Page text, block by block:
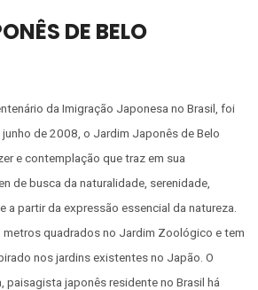
DE BELO
da Imigração Japonesa no Brasil, foi
de 2008, o Jardim Japonês de Belo
e contemplação que traz em sua
de busca da naturalidade, serenidade,
a partir da expressão essencial da natureza.
metros quadrados no Jardim Zoológico e tem
nos jardins existentes no Japão. O
paisagista japonês residente no Brasil há